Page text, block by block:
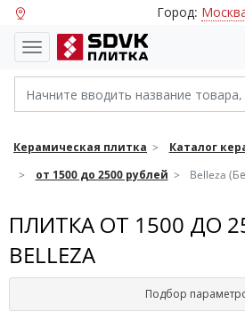
Город:
Керамическая плитка
Каталог
от 1500 до 2500 рублей
Belleza
ПЛИТКА ОТ 1500 ДО
BELLEZA
Подбор